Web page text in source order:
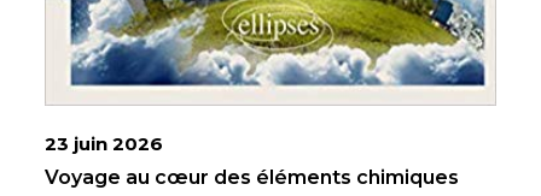
23 juin 2026
Voyage au cœur des éléments chimiques